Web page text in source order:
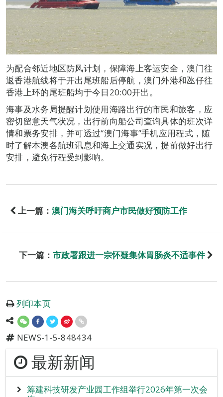
为配合邻近地区防风计划，保障海上客运安全，澳门往
返香港航线将于开出尾班船后停航，澳门外港和氹仔往
香港上环的尾班船均于今日20:00开出。
海事及水务局提醒计划使用海路出行的市民和旅客，应
密切留意天气状况，出行前向船公司查询具体的班次详
情和票务安排，并可透过“澳门海事”手机应用程式，随
时了解本澳各航班讯息和海上交通实况，提前做好出行
安排，避免行程受到影响。
上一篇： 澳门海关呼吁商户市民做好预防工作
下一篇： 市政署跟进一宗怀疑集体胃肠炎不适事件
列印本页
NEWS-1-5-848434
最新新闻
筹建科技研发产业园工作组举行2026年第一次会